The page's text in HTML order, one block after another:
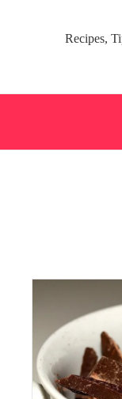
Recipes,